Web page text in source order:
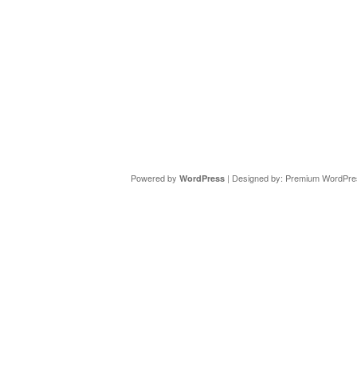
Powered by WordPress| Designed by: Premium